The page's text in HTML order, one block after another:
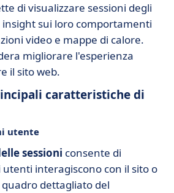
di visualizzare sessioni degli
sui loro comportamenti
video e mappe di calore.
migliorare l'esperienza
il sito web.
caratteristiche di
utente
sessioni consente di
utenti interagiscono con il sito o
dettagliato del